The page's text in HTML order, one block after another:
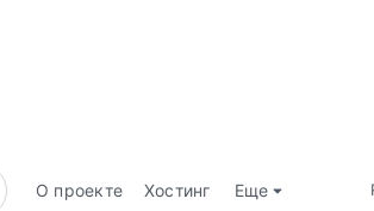
О проекте Хостинг Еще